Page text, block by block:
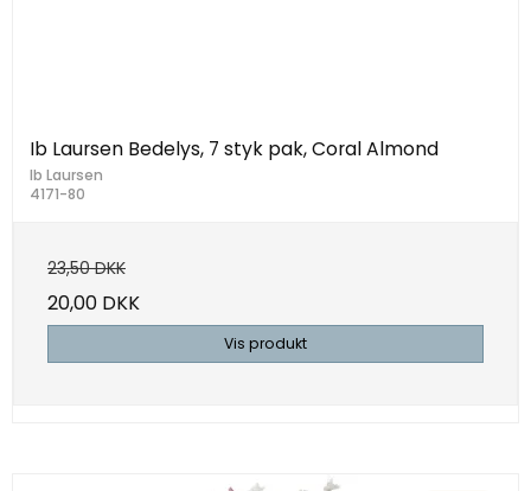
Ib Laursen Bedelys, 7 styk pak, Coral Almond
Ib Laursen
4171-80
23,50 DKK
20,00 DKK
Vis produkt